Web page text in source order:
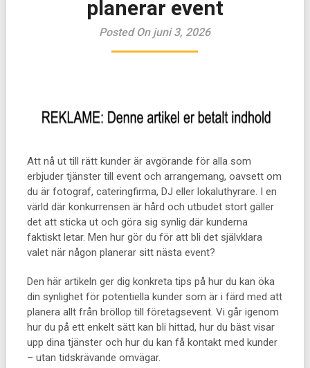
planerar event
Posted On juni 3, 2026
Att nå ut till rätt kunder är avgörande för alla som
erbjuder tjänster till event och arrangemang, oavsett om
du är fotograf, cateringfirma, DJ eller lokaluthyrare. I en
värld där konkurrensen är hård och utbudet stort gäller
det att sticka ut och göra sig synlig där kunderna
faktiskt letar. Men hur gör du för att bli det självklara
valet när någon planerar sitt nästa event?
Den här artikeln ger dig konkreta tips på hur du kan öka
din synlighet för potentiella kunder som är i färd med att
planera allt från bröllop till företagsevent. Vi går igenom
hur du på ett enkelt sätt kan bli hittad, hur du bäst visar
upp dina tjänster och hur du kan få kontakt med kunder
– utan tidskrävande omvägar.